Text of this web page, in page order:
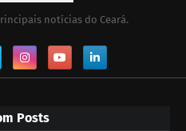
notícias do Ceará.
Posts